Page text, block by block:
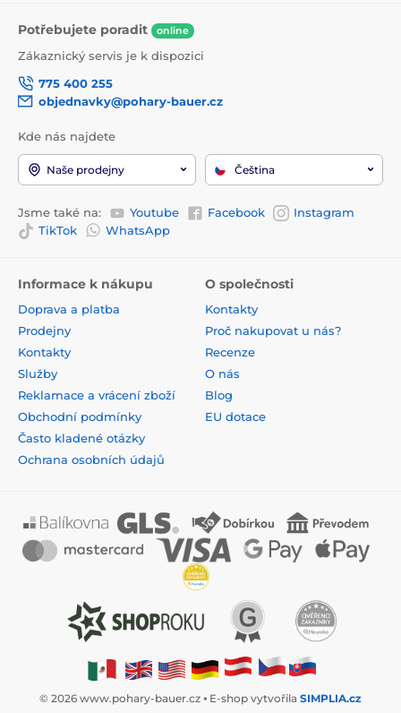
Potřebujete poradit online
Zákaznický servis je k dispozici
775 400 255
objednavky@pohary-bauer.cz
Kde nás najdete
Naše prodejny Čeština
Jsme také na: Youtube Facebook
Instagram
TikTok
WhatsApp
Informace k nákupu
Doprava a platba
Prodejny
Kontakty
Služby
Reklamace a vrácení zboží
Obchodní podmínky
Často kladené otázky
Ochrana osobních údajů
O společnosti
Kontakty
Proč nakupovat u nás?
Recenze
O nás
Blog
EU dotace
© 2026 www.pohary-bauer.cz ⦁ E-shop vytvořila SIMPLIA.cz